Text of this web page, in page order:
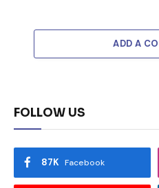
ADD A
FOLLOW US
Facebook
87K